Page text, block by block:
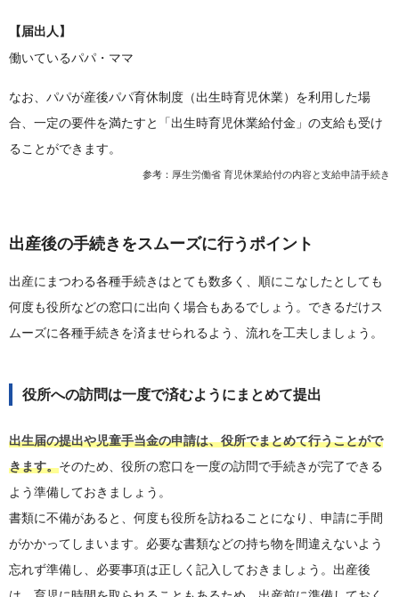
【届出人】
働いているパパ・ママ
なお、パパが産後パパ育休制度（出生時育児休業）を利用した場
合、一定の要件を満たすと「出生時育児休業給付金」の支給も受け
ることができます。
参考： 厚生労働省 育児休業給付の内容と支給申請手続き
出産後の手続きをスムーズに行うポイント
出産にまつわる各種手続きはとても数多く、順にこなしたとしても
何度も役所などの窓口に出向く場合もあるでしょう。できるだけス
ムーズに各種手続きを済ませられるよう、流れを工夫しましょう。
役所への訪問は一度で済むようにまとめて提出
出生届の提出や児童手当金の申請は、役所でまとめて行うことがで
きます。そのため、役所の窓口を一度の訪問で手続きが完了できる
よう準備しておきましょう。
書類に不備があると、何度も役所を訪ねることになり、申請に手間
がかかってしまいます。必要な書類などの持ち物を間違えないよう
忘れず準備し、必要事項は正しく記入しておきましょう。出産後